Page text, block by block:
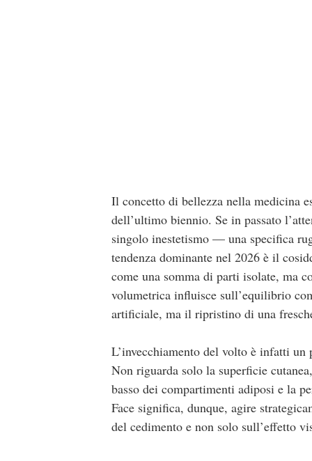
Il concetto di bellezza nella medicina
dell’ultimo biennio. Se in passato
singolo inestetismo — una specifica
tendenza dominante nel 2026 è il
come una somma di parti isolate, ma
volumetrica influisce sull’equilibrio
artificiale, ma il ripristino di una
L’invecchiamento del volto è infatti
Non riguarda solo la superficie
basso dei compartimenti adiposi e la
Face significa, dunque, agire
del cedimento e non solo sull’effetto